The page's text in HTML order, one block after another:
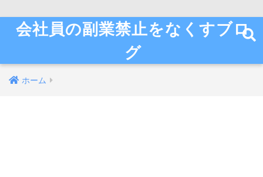
会社員の副業禁止をなくすブロ
グ
ホーム